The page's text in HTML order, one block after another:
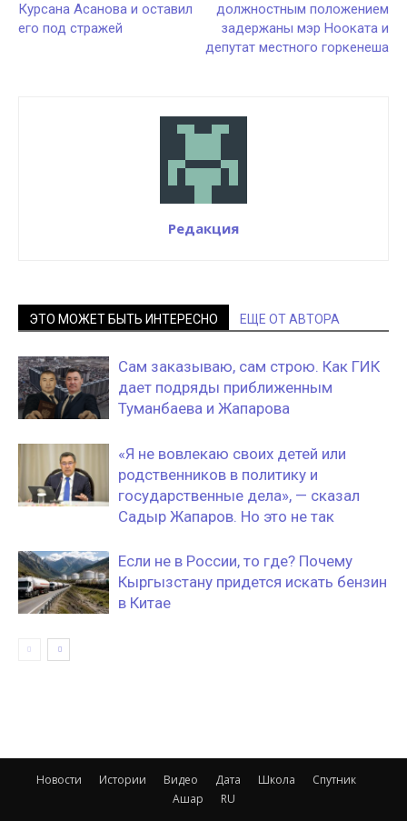
Курсана Асанова и оставил
его под стражей
должностным положением
задержаны мэр Нооката и
депутат местного горкенеша
Редакция
ЭТО МОЖЕТ БЫТЬ ИНТЕРЕСНО ЕЩЕ ОТ АВТОРА
Сам заказываю, сам строю. Как ГИК
дает подряды приближенным
Туманбаева и Жапарова
«Я не вовлекаю своих детей или
родственников в политику и
государственные дела», — сказал
Садыр Жапаров. Но это не так
Если не в России, то где? Почему
Кыргызстану придется искать бензин
в Китае
Новости Истории Видео Дата Школа
Спутник
Ашар
RU